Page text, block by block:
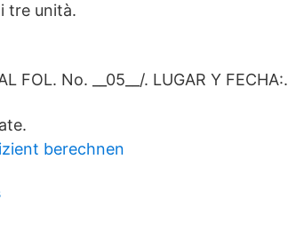
tre unità.
FOL. No. __05__/. LUGAR Y FECHA:.
berechnen